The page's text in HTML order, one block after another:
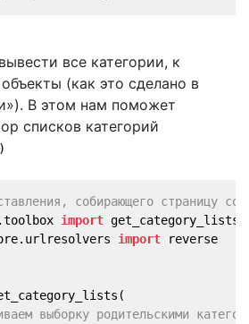
все категории, к
(как это сделано в
В этом нам поможет
списков категорий
собирающего страницу со
import get_category_lists,
import reverse
выборку родительскими